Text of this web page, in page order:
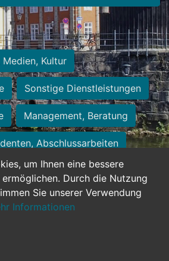
um Ihnen eine bessere
Durch die Nutzung
Sie unserer Verwendung
Informationen
Medien, Kultur
Sonstige Dienstleistungen
Management, Beratung
Abschlussarbeiten
Assistenz, Sekretariat
und Nebenjobs
duale Ausbildung